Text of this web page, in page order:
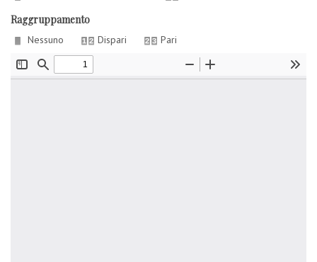
Raggruppamento
Nessuno Dispari Pari